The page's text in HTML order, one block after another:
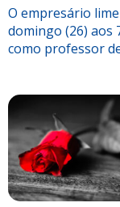
O empresário
domingo (26) aos
como professor